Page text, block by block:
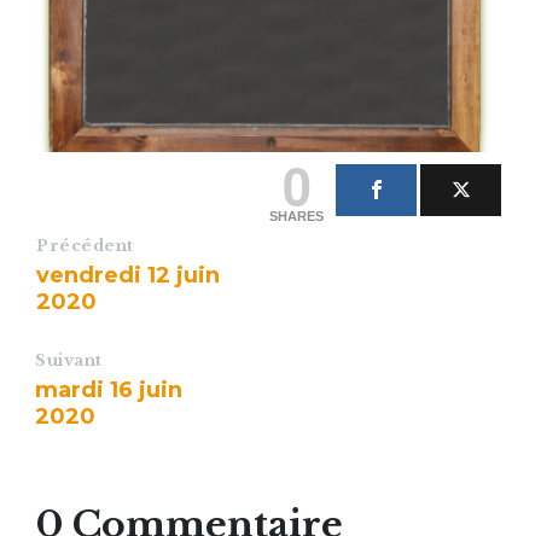
0
SHARES
Précédent
vendredi 12 juin
2020
Suivant
mardi 16 juin
2020
0 Commentaire